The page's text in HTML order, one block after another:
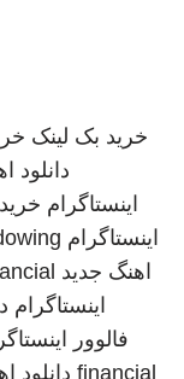
خرید بک لینک
دانلود
اینستاگرام
اینستاگرام
اهنگ جدید
اینستاگرام
فالوور
financial دانلود